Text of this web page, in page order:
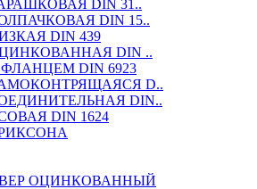
DIN 31..
DIN 15..
DIN 439
DIN ..
DIN 6923
D..
DIN..
DIN 1624
ОЦИНКОВАННЫЙ